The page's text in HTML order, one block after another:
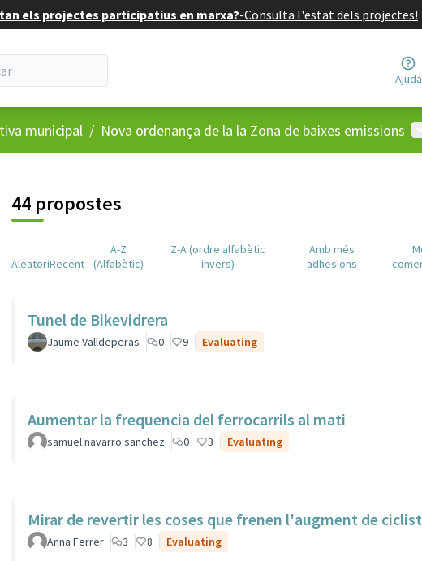
els projectes participatius en marxa?-Consulta l'estat dels projectes!
Ajuda
municipal / Nova ordenança de la la Zona de baixes emissions
44 propostes
AleatoriRecent
A-Z
(Alfabètic)
Z-A (ordre alfabètic
invers)
Amb més
adhesions
Tunel de Bikevidrera
Jaume Valldeperas 0 9 Evaluating
Aumentar la frequencia del ferrocarrils al mati
samuel navarro sanchez 0 3 Evaluating
Mirar de revertir les coses que frenen l'augment de
Anna Ferrer 3 8 Evaluating